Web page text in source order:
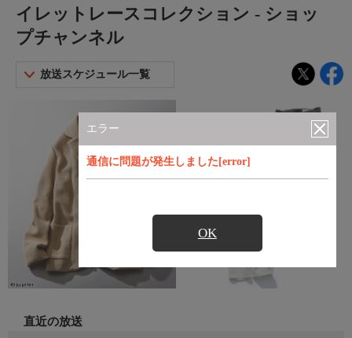
エラー
通信に問題が発生しました[error]
OK
イレットレースコレクション - ショッ
プチャンネル
放送スケジュール一覧
直近の放送